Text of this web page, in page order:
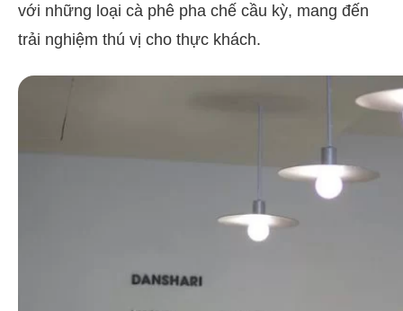
với những loại cà phê pha chế cầu kỳ, mang đến
trải nghiệm thú vị cho thực khách.